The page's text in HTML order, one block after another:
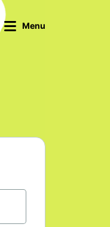
Menu